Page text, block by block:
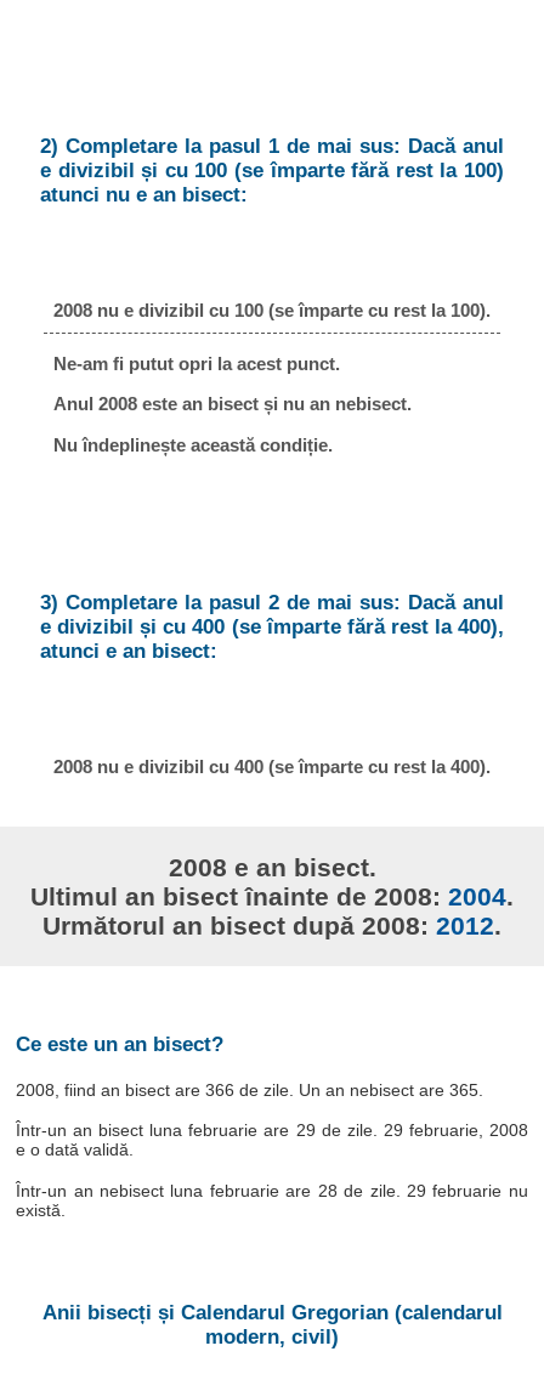
2) Completare la pasul 1 de mai sus: Dacă anul
e divizibil și cu 100 (se împarte fără rest la 100)
atunci nu e an bisect:
2008 nu e divizibil cu 100 (se împarte cu rest la 100).
Ne-am fi putut opri la acest punct.
Anul 2008 este an bisect și nu an nebisect.
Nu îndeplinește această condiție.
3) Completare la pasul 2 de mai sus: Dacă anul
e divizibil și cu 400 (se împarte fără rest la 400),
atunci e an bisect:
2008 nu e divizibil cu 400 (se împarte cu rest la 400).
2008 e an bisect.
Ultimul an bisect înainte de 2008: 2004.
Următorul an bisect după 2008: 2012.
Ce este un an bisect?
2008, fiind an bisect are 366 de zile. Un an nebisect are 365.
Într-un an bisect luna februarie are 29 de zile. 29 februarie, 2008
e o dată validă.
Într-un an nebisect luna februarie are 28 de zile. 29 februarie nu
există.
Anii bisecți și Calendarul Gregorian (calendarul
modern, civil)